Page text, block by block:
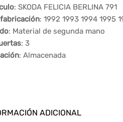
: SKODA FELICIA BERLINA 791
: 1992 1993 1994 1995
: Material de segunda mano
: 3
: Almacenada
ADICIONAL